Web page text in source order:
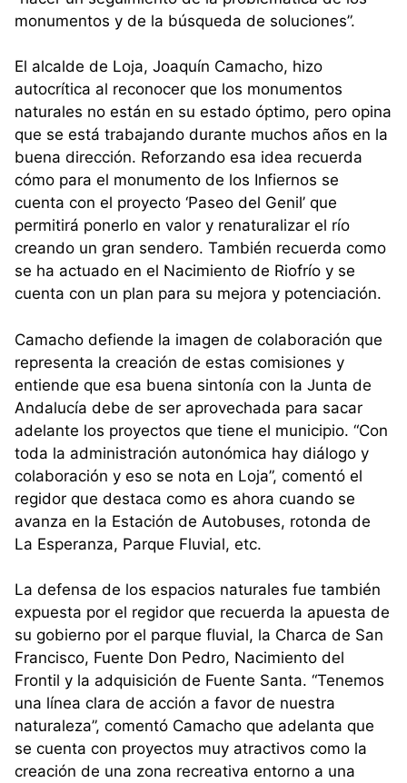
monumentos y de la búsqueda de soluciones”.
El alcalde de Loja, Joaquín Camacho, hizo
autocrítica al reconocer que los monumentos
naturales no están en su estado óptimo, pero opina
que se está trabajando durante muchos años en la
buena dirección. Reforzando esa idea recuerda
cómo para el monumento de los Infiernos se
cuenta con el proyecto ‘Paseo del Genil’ que
permitirá ponerlo en valor y renaturalizar el río
creando un gran sendero. También recuerda como
se ha actuado en el Nacimiento de Riofrío y se
cuenta con un plan para su mejora y potenciación.
Camacho defiende la imagen de colaboración que
representa la creación de estas comisiones y
entiende que esa buena sintonía con la Junta de
Andalucía debe de ser aprovechada para sacar
adelante los proyectos que tiene el municipio. “Con
toda la administración autonómica hay diálogo y
colaboración y eso se nota en Loja”, comentó el
regidor que destaca como es ahora cuando se
avanza en la Estación de Autobuses, rotonda de
La Esperanza, Parque Fluvial, etc.
La defensa de los espacios naturales fue también
expuesta por el regidor que recuerda la apuesta de
su gobierno por el parque fluvial, la Charca de San
Francisco, Fuente Don Pedro, Nacimiento del
Frontil y la adquisición de Fuente Santa. “Tenemos
una línea clara de acción a favor de nuestra
naturaleza”, comentó Camacho que adelanta que
se cuenta con proyectos muy atractivos como la
creación de una zona recreativa entorno a una